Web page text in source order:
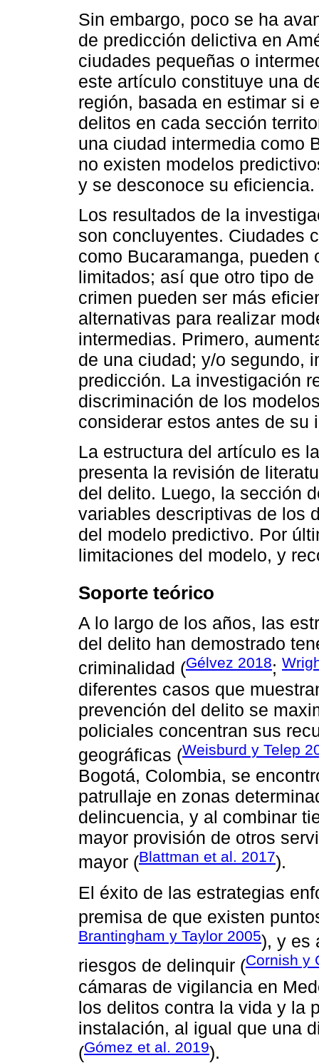
Sin embargo, poco se ha
de predicción delictiva en
ciudades pequeñas o
este artículo constituye una
región, basada en estimar si
delitos en cada sección
una ciudad intermedia como
no existen modelos
y se desconoce su eficiencia.
Los resultados de la
son concluyentes. Ciudades
como Bucaramanga, pueden
limitados; así que otro tipo
crimen pueden ser más
alternativas para realizar
intermedias. Primero,
de una ciudad; y/o segundo,
predicción. La investigación
discriminación de los
considerar estos antes de su
La estructura del artículo es
presenta la revisión de
del delito. Luego, la sección
variables descriptivas de los
del modelo predictivo. Por
limitaciones del modelo, y
Soporte teórico
A lo largo de los años, las
del delito han demostrado
criminalidad (Gélvez 2018;
diferentes casos que
prevención del delito se
policiales concentran sus
geográficas (Weisburd y Telep
Bogotá, Colombia, se
patrullaje en zonas
delincuencia, y al combinar
mayor provisión de otros
mayor (Blattman et al. 2017).
El éxito de las estrategias
premisa de que existen
Brantingham y Taylor 2005), y es
riesgos de delinquir (Cornish y
cámaras de vigilancia en
los delitos contra la vida y la
instalación, al igual que una
(Gómez et al. 2019).